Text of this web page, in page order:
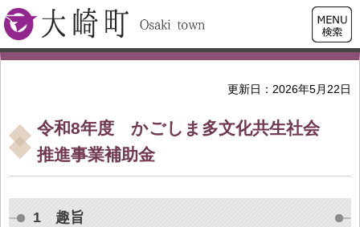
大崎町
検索・
共通メ
ニュー
更新日：2026年5月22日
令和8年度 かごしま多文化共生社会
推進事業補助金
1 趣旨